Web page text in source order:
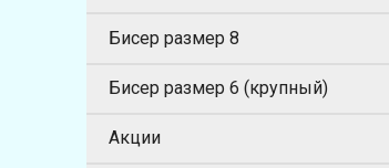
Бисер размер 8
Бисер размер 6 (крупный)
Акции